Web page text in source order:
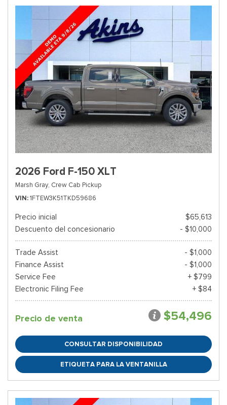
2026 Ford F-150 XLT
Marsh Gray, Crew Cab Pickup
VIN 1FTEW3K51TKD59686
Precio inicial
$65,613
Descuento del concesionario
- $10,000
Trade Assist
- $1,000
Finance Assist
- $1,000
Service Fee
+ $799
Electronic Filing Fee
+ $84
Precio de venta $54,496
CONSULTAR DISPONIBILIDAD
ETIQUETA PARA LA VENTANILLA